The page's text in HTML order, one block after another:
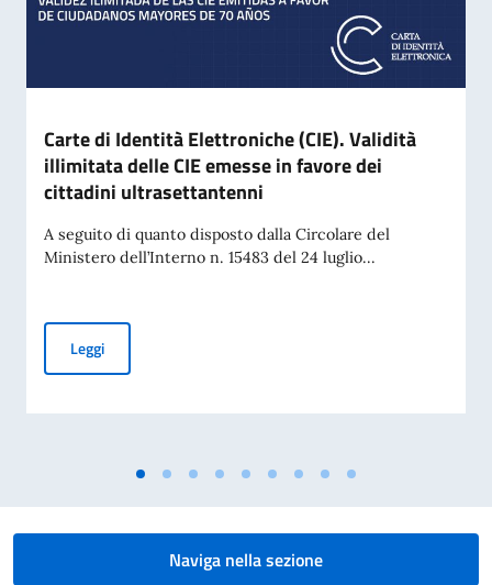
Carte di Identità Elettroniche (CIE). Validità
illimitata delle CIE emesse in favore dei
cittadini ultrasettantenni
A seguito di quanto disposto dalla Circolare del
Ministero dell’Interno n. 15483 del 24 luglio...
LeggiCarte di Identità Elettroniche (CIE). Validità illimitata
Naviga nella sezione